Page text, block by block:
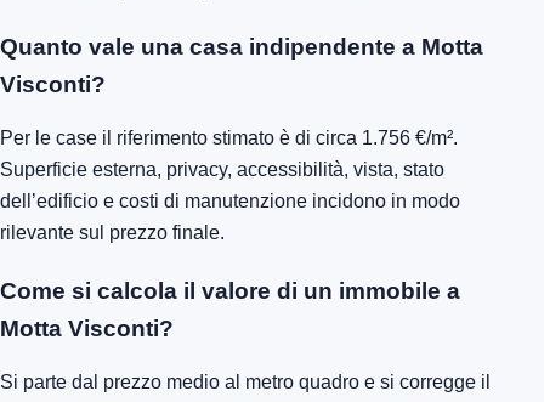
Quanto vale una casa indipendente a Motta
Visconti?
Per le case il riferimento stimato è di circa 1.756 €/m².
Superficie esterna, privacy, accessibilità, vista, stato
dell’edificio e costi di manutenzione incidono in modo
rilevante sul prezzo finale.
Come si calcola il valore di un immobile a
Motta Visconti?
Si parte dal prezzo medio al metro quadro e si corregge il